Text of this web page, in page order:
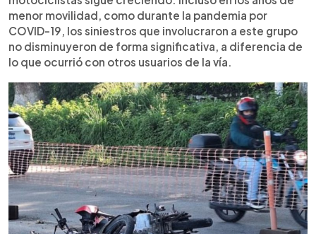
menor movilidad, como durante la pandemia por
COVID-19, los siniestros que involucraron a este grupo
no disminuyeron de forma significativa, a diferencia de
lo que ocurrió con otros usuarios de la vía.